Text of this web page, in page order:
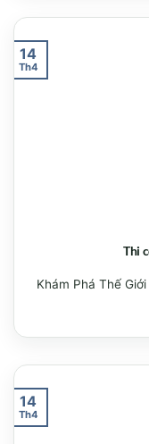
Thi
Khám Phá Thế
14
Th4
14
Th4